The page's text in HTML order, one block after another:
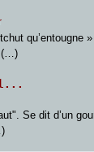
qu’entougne
(…)
Se dit d’un